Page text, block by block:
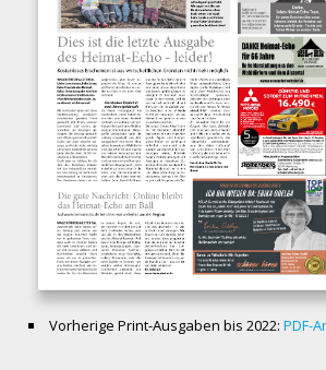
Vorherige Print-Ausgaben bis 2022: PDF-